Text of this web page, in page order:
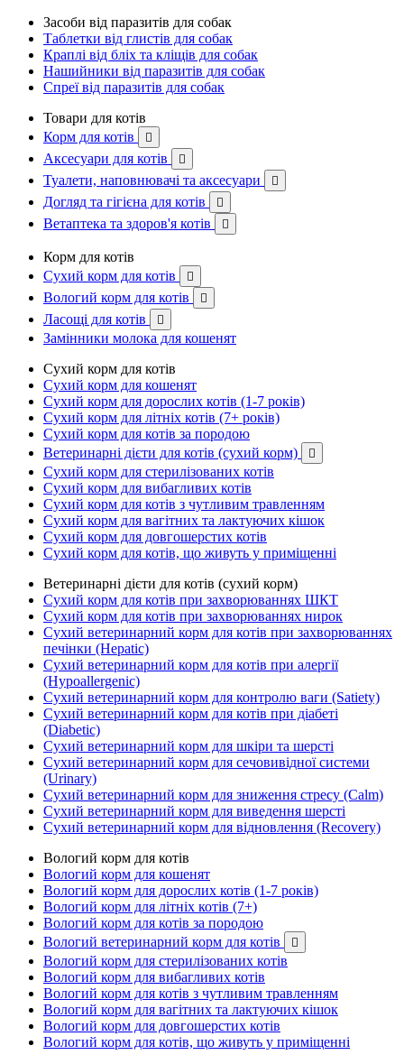
Засоби від паразитів для собак
Таблетки від глистів для собак
Краплі від бліх та кліщів для собак
Нашийники від паразитів для собак
Спреї від паразитів для собак
Товари для котів
Корм для котів

Аксесуари для котів 
Туалети, наповнювачі та аксесуари 
Догляд та гігієна для котів 
Ветаптека та здоров'я котів 
Корм для котів
Сухий корм для котів

Вологий корм для котів 
Ласощі для котів 
Замінники молока для кошенят
Сухий корм для котів
Сухий корм для кошенят
Сухий корм для дорослих котів (1-7 років)
Сухий корм для літніх котів (7+ років)
Сухий корм для котів за породою
Ветеринарні дієти для котів (сухий корм)

Сухий корм для стерилізованих котів
Сухий корм для вибагливих котів
Сухий корм для котів з чутливим травленням
Сухий корм для вагітних та лактуючих кішок
Сухий корм для довгошерстих котів
Сухий корм для котів, що живуть у приміщенні
Ветеринарні дієти для котів (сухий корм)
Сухий корм для котів при захворюваннях ШКТ
Сухий корм для котів при захворюваннях нирок
Сухий ветеринарний корм для котів при захворюваннях
печінки (Hepatic)
Сухий ветеринарний корм для котів при алергії
(Hypoallergenic)
Сухий ветеринарний корм для контролю ваги (Satiety)
Сухий ветеринарний корм для котів при діабеті
(Diabetic)
Сухий ветеринарний корм для шкіри та шерсті
Сухий ветеринарний корм для сечовивідної системи
(Urinary)
Сухий ветеринарний корм для зниження стресу (Calm)
Сухий ветеринарний корм для виведення шерсті
Сухий ветеринарний корм для відновлення (Recovery)
Вологий корм для котів
Вологий корм для кошенят
Вологий корм для дорослих котів (1-7 років)
Вологий корм для літніх котів (7+)
Вологий корм для котів за породою
Вологий ветеринарний корм для котів

Вологий корм для стерилізованих котів
Вологий корм для вибагливих котів
Вологий корм для котів з чутливим травленням
Вологий корм для вагітних та лактуючих кішок
Вологий корм для довгошерстих котів
Вологий корм для котів, що живуть у приміщенні